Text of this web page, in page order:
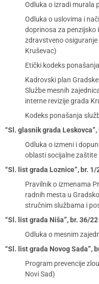
Odluka o izradi murala
Odluka o uslovima i
doprinosa za penzijsko
zdravstveno
Kruševac)
Etički kodeks
Kadrovski plan
Službe mesnih
interne revizije grada
Kodeks ponašanja
“Sl. glasnik grada
Odluka o izmeni i
oblasti socijalne
“Sl. list grada Loznice”, br.
Pravilnik o izmenama
radnih mesta u
stručnim službama i
“Sl. list grada Niša”, br. 36/
Odluka o mesnim
“Sl. list grada Novog Sada”,
Program prevencije
Novi Sad)